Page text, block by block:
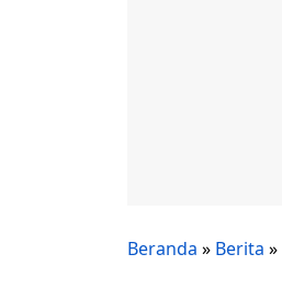
Beranda » Berita »